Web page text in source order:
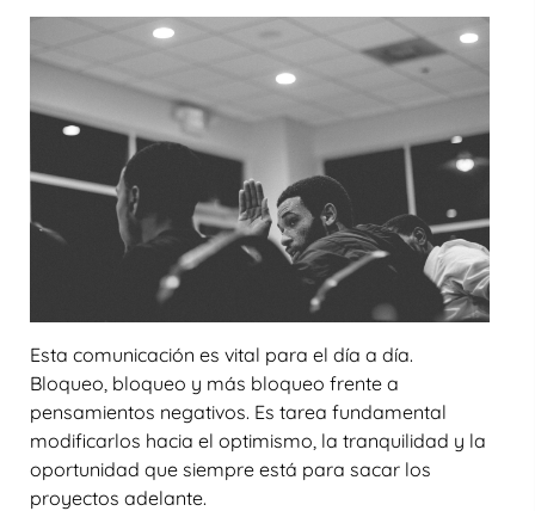
Esta comunicación es vital para el día a día.
Bloqueo, bloqueo y más bloqueo frente a
pensamientos negativos. Es tarea fundamental
modificarlos hacia el optimismo, la tranquilidad y la
oportunidad que siempre está para sacar los
proyectos adelante.